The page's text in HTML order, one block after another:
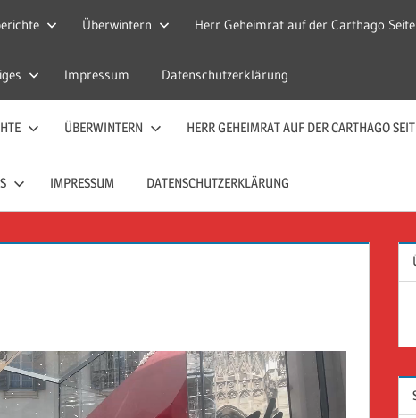
Überwintern Herr Geheimrat auf der Carthago Seite
Impressum Datenschutzerklärung
ÜBERWINTERN HERR GEHEIMRAT AUF DER CARTHAGO
IMPRESSUM DATENSCHUTZERKLÄRUNG